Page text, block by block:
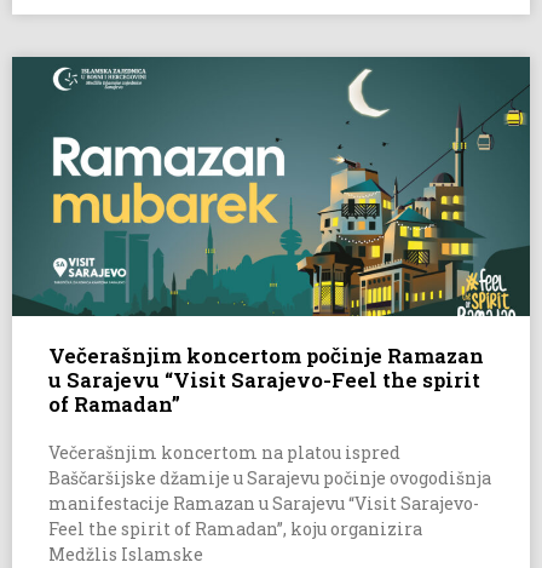
Večerašnjim koncertom počinje Ramazan
u Sarajevu “Visit Sarajevo-Feel the spirit
of Ramadan”
Večerašnjim koncertom na platou ispred
Baščaršijske džamije u Sarajevu počinje ovogodišnja
manifestacije Ramazan u Sarajevu “Visit Sarajevo-
Feel the spirit of Ramadan”, koju organizira
Medžlis Islamske